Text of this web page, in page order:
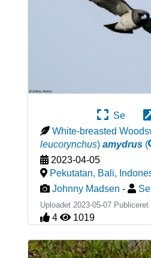
Se
White-breasted
leucorynchus) amydrus(
2023-04-05
Pekutatan, Bali,
Johnny Madsen -
Uploadet 2023-05-07 Publiceret
4 1019